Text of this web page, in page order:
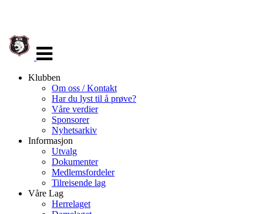
navigasjon
Klubben
Om oss / Kontakt
Har du lyst til å prøve?
Våre verdier
Sponsorer
Nyhetsarkiv
Informasjon
Utvalg
Dokumenter
Medlemsfordeler
Tilreisende lag
Våre Lag
Herrelaget